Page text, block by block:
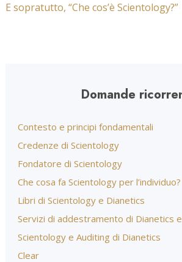
E sopratutto, “Che cos’è Scientology?”
Domande
Contesto e principi fondamentali
Credenze di Scientology
Fondatore di Scientology
Che cosa fa Scientology per l’individuo?
Libri di Scientology e Dianetics
Servizi di addestramento di Dianetics
Scientology e Auditing di Dianetics
Clear